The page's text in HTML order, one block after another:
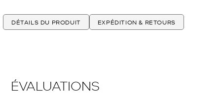
DÉTAILS DU PRODUIT EXPÉDITION & RETOURS